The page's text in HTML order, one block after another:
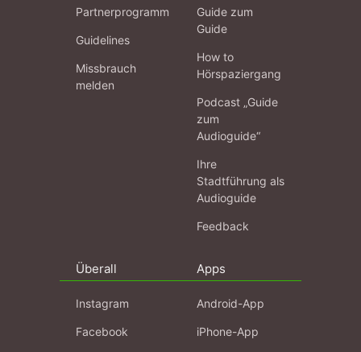
Partnerprogramm
Guidelines
Missbrauch
melden
Guide zum
Guide
How to
Hörspaziergang
Podcast „Guide
zum
Audioguide“
Ihre
Stadtführung als
Audioguide
Feedback
Überall
Instagram
Facebook
Apps
Android-App
iPhone-App